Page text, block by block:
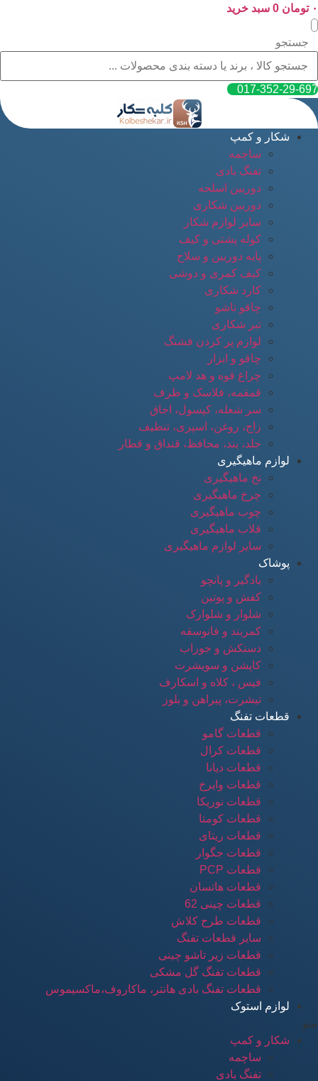
پرش
به
محتوا
۰ تومان 0 سبد خرید
جستجو
017-352-29-697
شکار و کمپ
ساچمه
تفنگ بادی
دوربین اسلحه
دوربین شکاری
سایر لوازم شکار
کوله پشتی و کیف
پایه دوربین و سلاح
کیف کمری و دوشی
کارد شکاری
چاقو تاشو
تبر شکاری
لوازم پر کردن فشنگ
چاقو و ابزار
چراغ قوه و هد لامپ
قمقمه، فلاسک و ظرف
سر شعله، کپسول، اجاق
زاج، روغن، اسپری، تنظیف
جلد، بند، محافظ، قنداق و قطار
لوازم ماهیگیری
نخ ماهیگیری
چرخ ماهیگیری
چوب ماهیگیری
قلاب ماهیگیری
سایر لوازم ماهیگیری
پوشاک
بادگیر و پانچو
کفش و پوتین
شلوار و شلوارک
کمربند و فانوسقه
دستکش و جوراب
کاپشن و سویشرت
فیس ، کلاه و اسکارف
تیشرت، پیراهن و بلوز
قطعات تفنگ
قطعات گامو
قطعات کرال
قطعات دیانا
قطعات وایرخ
قطعات نوریکا
قطعات کومتا
قطعات ریتای
قطعات جگوار
قطعات PCP
قطعات هاتسان
قطعات چینی 62
قطعات طرح کلاش
سایر قطعات تفنگ
قطعات زیر تاشو چینی
قطعات تفنگ گل مشکی
قطعات تفنگ بادی هانتر، ماکاروف،ماکسیموس
لوازم استوک
منو
شکار و کمپ
ساچمه
تفنگ بادی